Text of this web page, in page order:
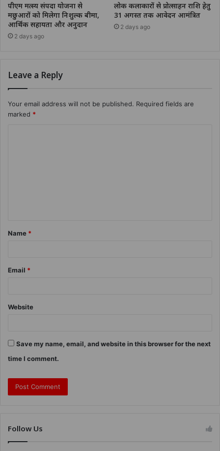
पीएम मत्स्य संपदा योजना से
मछुआरों को मिलेगा निशुल्क बीमा,
आर्थिक सहायता और अनुदान
2 days ago
लोक कलाकारों से प्रोत्साहन राशि हेतु
31 अगस्त तक आवेदन आमंत्रित
2 days ago
Leave a Reply
Your email address will not be published. Required fields are
marked *
Name *
Email *
Website
Save my name, email, and website in this browser for the next
time I comment.
Follow Us